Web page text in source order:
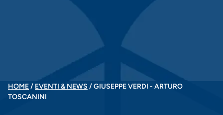
BRICIOLE
HOME EVENTI & NEWS
GIUSEPPE VERDI - ARTURO
TOSCANINI